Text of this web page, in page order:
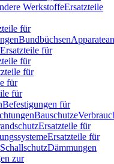
WerkstoffeErsatzteile
für
Bundbüchsen
Ersatzteile für
für
für
für
für
Befestigungen für
Bauschutze
Ersatzteile für
Ersatzteile für
SchallschutzDämmungen
zur